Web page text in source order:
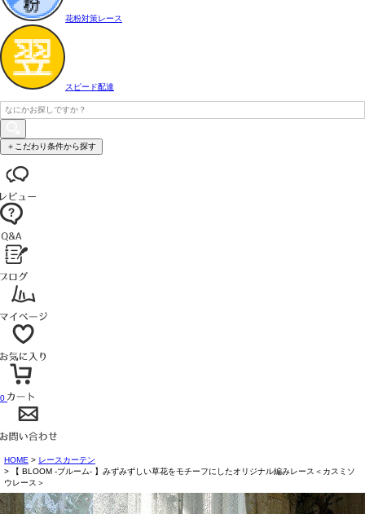
花粉対策レース
スピード配達
＋こだわり条件から探す
0
HOME
レースカーテン
【 BLOOM -ブルーム- 】みずみずしい草花をモチーフにしたオリジナル編みレース＜カスミソ
ウレース＞